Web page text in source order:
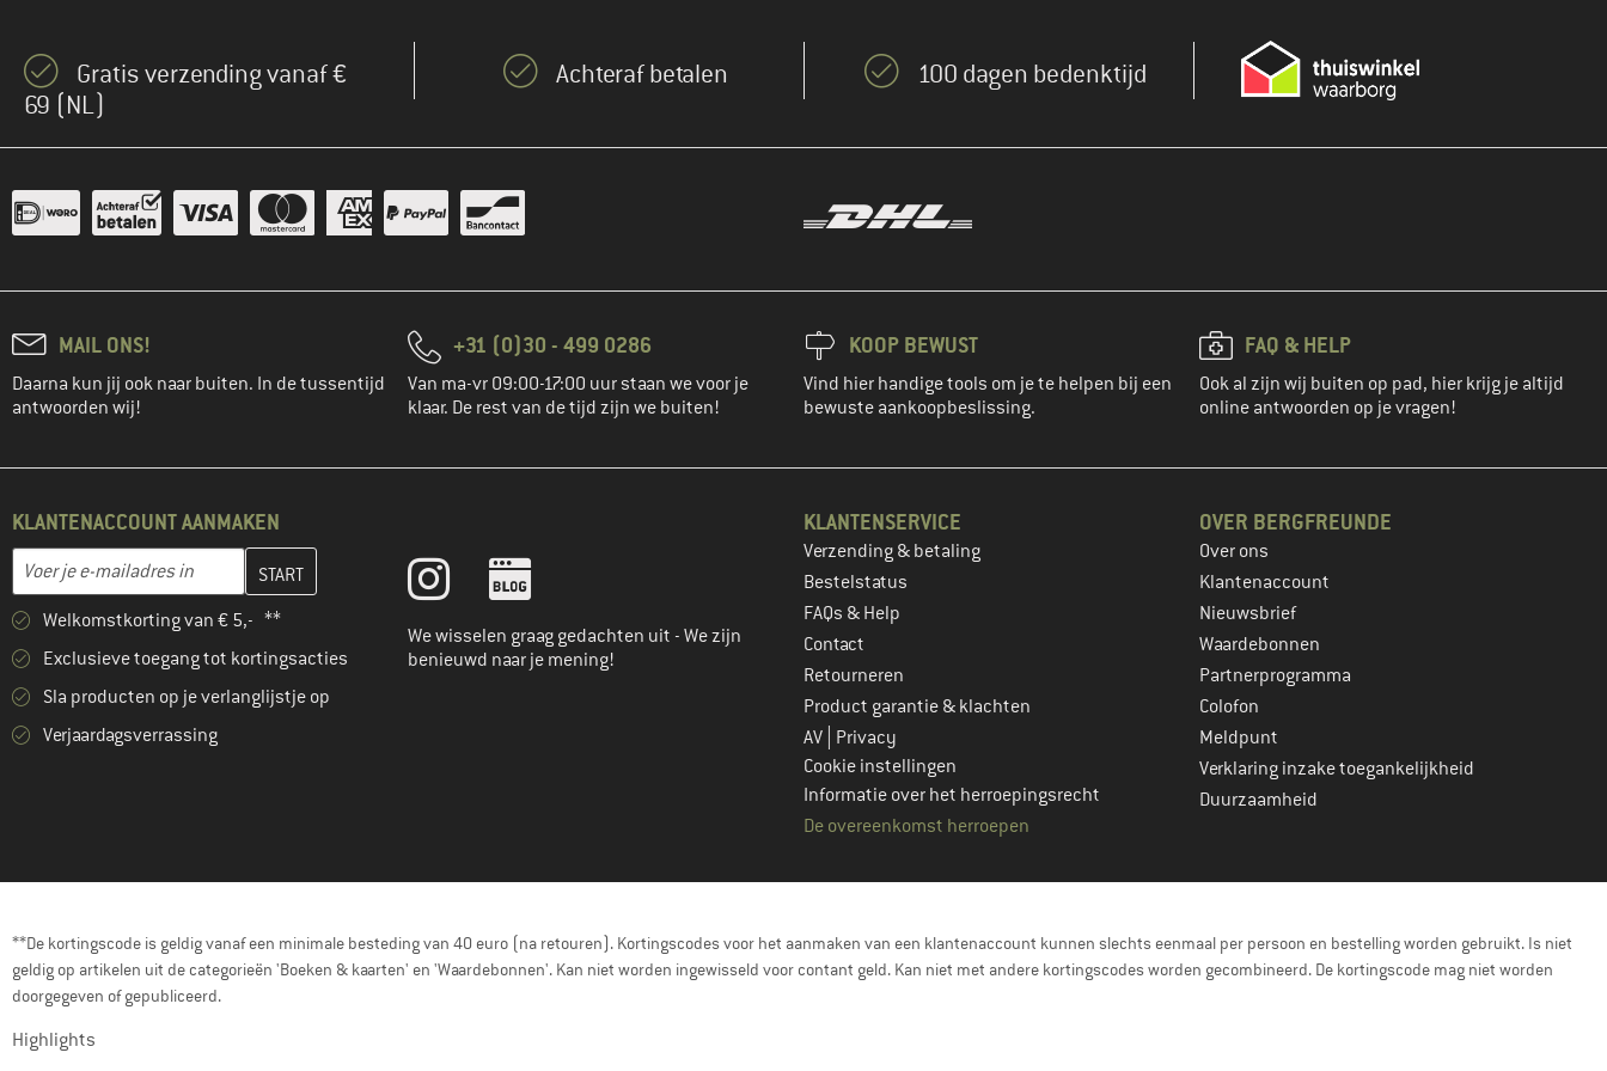
Gratis verzending vanaf €
69 (NL)
Achteraf betalen 100 dagen bedenktijd
MAIL ONS!
Daarna kun jij ook naar buiten. In de tussentijd
antwoorden wij!
+31 (0)30 - 499 0286
Van ma-vr 09:00-17:00 uur staan we voor je
klaar. De rest van de tijd zijn we buiten!
KOOP BEWUST
Vind hier handige tools om je te helpen bij een
bewuste aankoopbeslissing.
FAQ & HELP
Ook al zijn wij buiten op pad, hier krijg je altijd
online antwoorden op je vragen!
KLANTENACCOUNT AANMAKEN
E-mailadres
Vul je e-mailadres hier in en maak in de volgende stap je klantenaccount aan
Welkomstkorting van € 5,- **
Exclusieve toegang tot kortingsacties
Sla producten op je verlanglijstje op
Verjaardagsverrassing
We wisselen graag gedachten uit - We zijn
benieuwd naar je mening!
KLANTENSERVICE
Verzending & betaling
Bestelstatus
FAQs & Help
Contact
Retourneren
Product garantie & klachten
AV Privacy
Cookie instellingen
Informatie over het herroepingsrecht
De overeenkomst herroepen
OVER BERGFREUNDE
Over ons
Klantenaccount
Nieuwsbrief
Waardebonnen
Partnerprogramma
Colofon
Meldpunt
Verklaring inzake toegankelijkheid
Duurzaamheid
**De kortingscode is geldig vanaf een minimale besteding van 40 euro (na retouren). Kortingscodes voor het aanmaken van een klantenaccount kunnen slechts eenmaal per persoon en bestelling worden gebruikt. Is niet
geldig op artikelen uit de categorieën 'Boeken & kaarten' en 'Waardebonnen'. Kan niet worden ingewisseld voor contant geld. Kan niet met andere kortingscodes worden gecombineerd. De kortingscode mag niet worden
doorgegeven of gepubliceerd.
Highlights